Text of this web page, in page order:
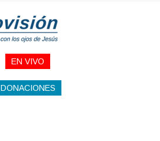
EN VIVO
DONACIONES